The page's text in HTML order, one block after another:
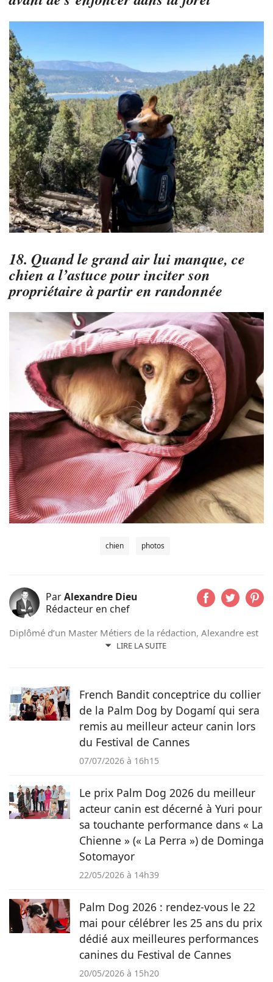
18. Quand le grand air lui manque, ce
chien a l’astuce pour inciter son
propriétaire à partir en randonnée
chien photos
ParAlexandre Dieu
Rédacteur en chef
LIRE LA SUITE
Diplômé d’un Master Métiers de la rédaction, Alexandre est
un amoureux des chiens depuis son plus jeune âge. Après
vous émouvoir et vous informer sur nos compagnons
préférés.
French Bandit conceptrice du collier
de la Palm Dog by Dogamí qui sera
remis au meilleur acteur canin lors
du Festival de Cannes
07/07/2026 à 16h15
Le prix Palm Dog 2026 du meilleur
acteur canin est décerné à Yuri pour
sa touchante performance dans « La
Chienne » (« La Perra ») de Dominga
Sotomayor
22/05/2026 à 14h39
Palm Dog 2026 : rendez-vous le 22
mai pour célébrer les 25 ans du prix
dédié aux meilleures performances
canines du Festival de Cannes
20/05/2026 à 15h20